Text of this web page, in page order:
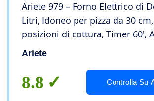
Ariete 979 – Forno Elettrico di
Litri, Idoneo per pizza da 30
posizioni di cottura, Timer 60′,
Inossidabile, Verde Pastello
Ariete
8.8 Controlla Su